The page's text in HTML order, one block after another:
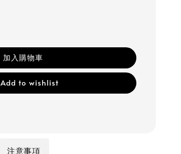
加入購物車
Add to wishlist
注意事項